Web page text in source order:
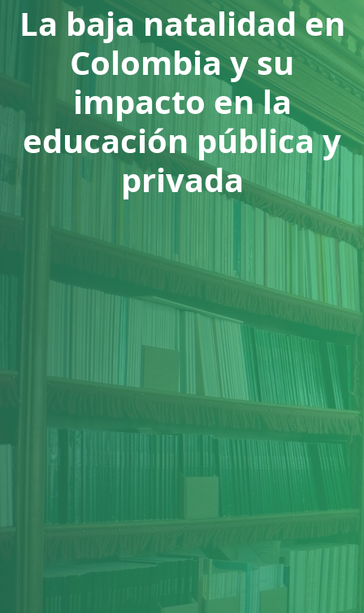
La baja natalidad en
Colombia y su
impacto en la
educación pública y
privada